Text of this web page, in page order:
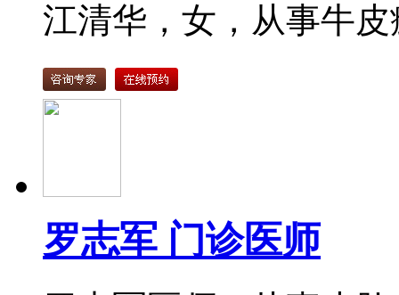
江清华，女，从事牛
罗志军 门诊医师